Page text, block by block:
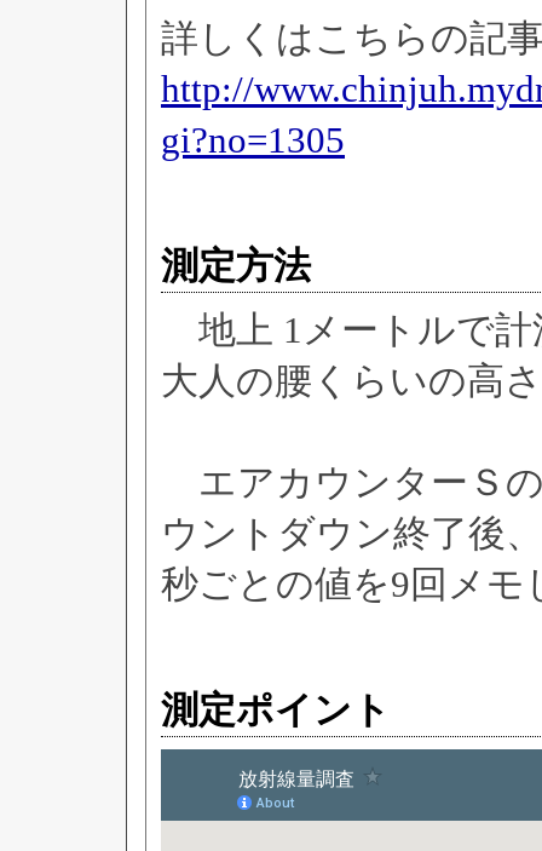
詳しくはこちらの記
http://
gi?no=1305
測定方法
地上 1メートルで計
大人の腰くらいの高
エアカウンターＳ
ウントダウン終了後
秒ごとの値を9回メモ
測定ポイント